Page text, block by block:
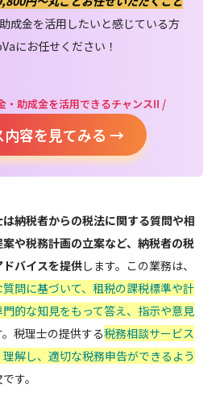
成金を活用したいと感じている方
にお任せください！
・助成金を活用できるチャンス!! /
内容を見てみる →
納税者からの税法に関する質問や相
や税務計画の立案など、納税者の税
バイスを提供します。この業務は、
問に基づいて、租税の課税標準や計
的な知見をもって答え、指示や意見
税理士の提供する税務相談サービス
解し、適切な税務申告ができるよう
す。